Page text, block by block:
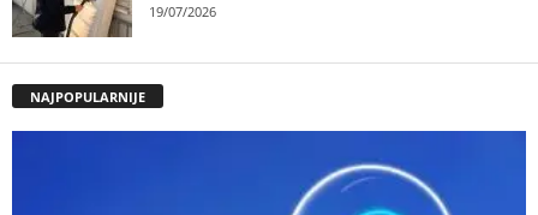
19/07/2026
NAJPOPULARNIJE